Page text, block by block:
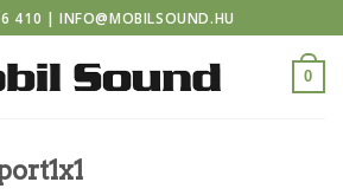
410 | INFO@MOBILSOUND.HU
0